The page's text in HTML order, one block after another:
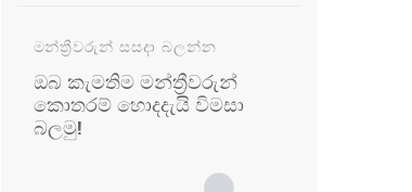
මන්ත්‍රීවරුන් සසදා බලන්න
ඔබ කැමතිම මන්ත්‍රීවරුන්
කොතරම් හොදදැයි විමසා
බලමු!